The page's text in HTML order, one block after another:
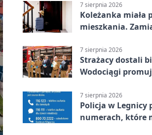
7 sierpnia 2026
Koleżanka miała
mieszkania.
7 sierpnia 2026
Strażacy dostali
Wodociągi
7 sierpnia 2026
Policja w Legnicy
numerach, które